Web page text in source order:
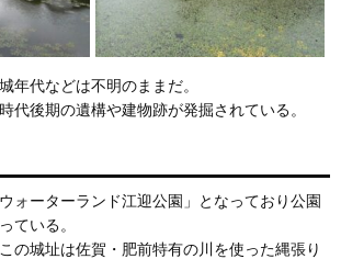
年代などは不明のままだ。
代後期の遺構や建物跡が発掘されている。
ォーターランド江迎公園」となっており公園
ている。
の城址は佐賀・肥前特有の川を使った縄張り